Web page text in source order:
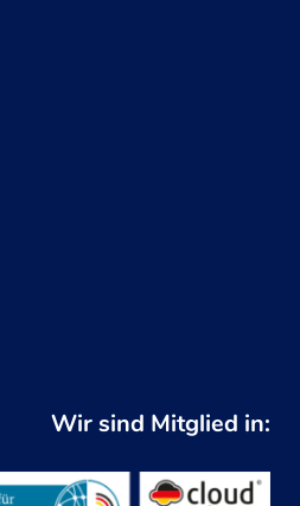
Wir sind Mitglied in: